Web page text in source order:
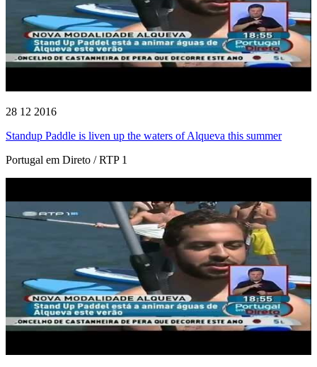
28 12 2016
Standup Paddle is liven up the waters of Alqueva this summer
Portugal em Direto / RTP 1